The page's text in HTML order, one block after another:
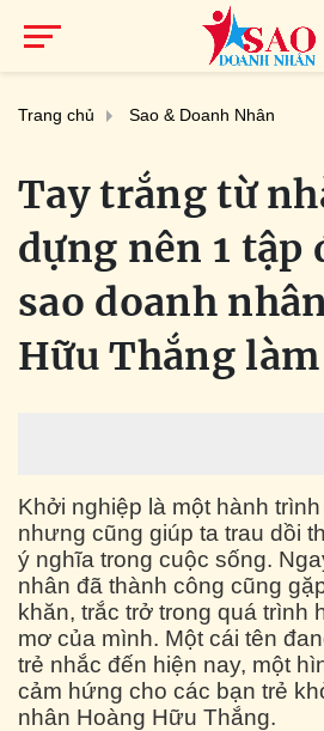
Trang chủ Sao & Doanh Nhân
Tay trắng từ
dựng nên 1 tập
sao doanh
Hữu Thắng làm
Khởi nghiệp là một hành
nhưng cũng giúp ta trau dồi
ý nghĩa trong cuộc sống.
nhân đã thành công cũng
khăn, trắc trở trong quá trình
mơ của mình. Một cái tên
trẻ nhắc đến hiện nay, một
cảm hứng cho các bạn trẻ
nhân Hoàng Hữu Thắng.